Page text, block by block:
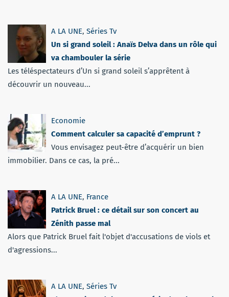
A LA UNE, Séries Tv
Un si grand soleil : Anaïs Delva dans un rôle qui
va chambouler la série
Les téléspectateurs d’Un si grand soleil s’apprêtent à
découvrir un nouveau...
Economie
Comment calculer sa capacité d’emprunt ?
Vous envisagez peut-être d’acquérir un bien
immobilier. Dans ce cas, la pré...
A LA UNE, France
Patrick Bruel : ce détail sur son concert au
Zénith passe mal
Alors que Patrick Bruel fait l'objet d'accusations de viols et
d'agressions...
A LA UNE, Séries Tv